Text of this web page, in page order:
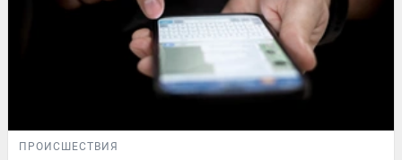
ПРОИСШЕСТВИЯ